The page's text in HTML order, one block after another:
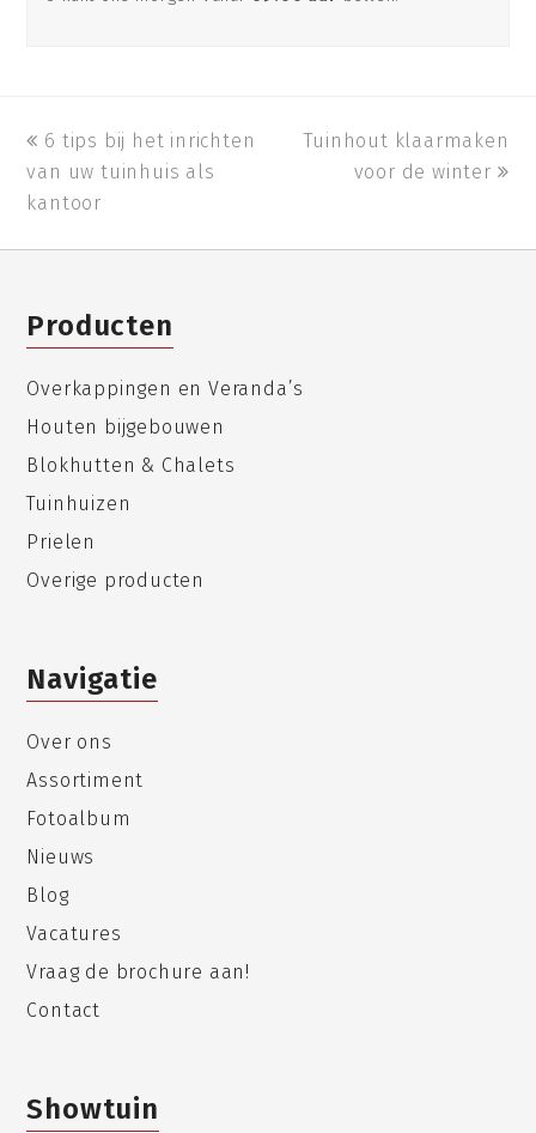
previous
post:
6 tips bij het inrichten
van uw tuinhuis als
kantoor
next
post:
Tuinhout klaarmaken
voor de winter
Producten
Overkappingen en Veranda’s
Houten bijgebouwen
Blokhutten & Chalets
Tuinhuizen
Prielen
Overige producten
Navigatie
Over ons
Assortiment
Fotoalbum
Nieuws
Blog
Vacatures
Vraag de brochure aan!
Contact
Showtuin